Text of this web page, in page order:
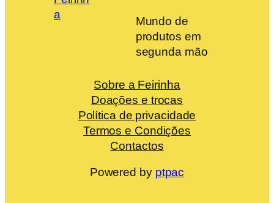
Mundo de
produtos em
segunda mão
Sobre a Feirinha
Doações e trocas
Política de privacidade
Termos e Condições
Contactos
Powered by ptpac